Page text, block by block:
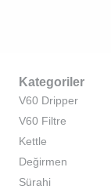
Kategoriler
V60 Dripper
V60 Filtre
Kettle
Değirmen
Sürahi